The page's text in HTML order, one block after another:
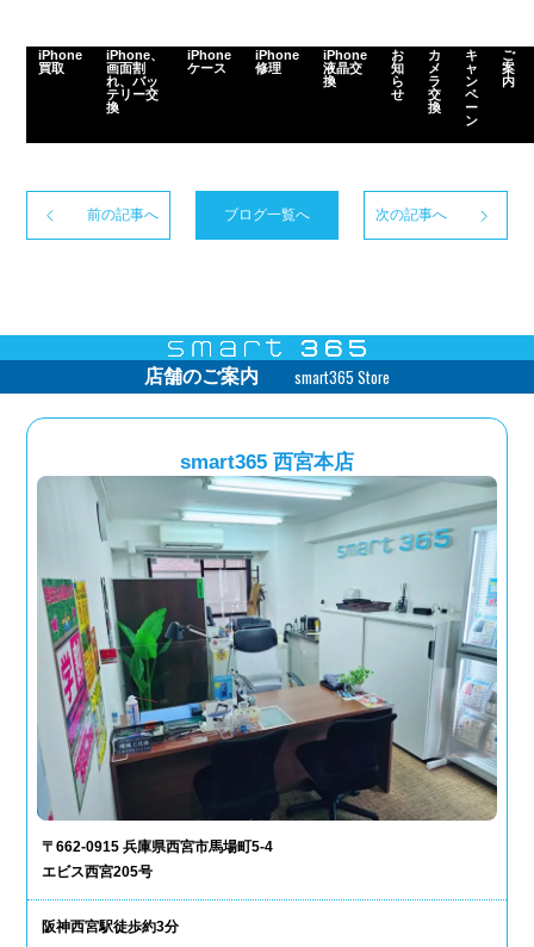
iPhone
買取
iPhone、
画面割
れ、バッ
テリー交
換
iPhone
ケース
iPhone
修理
iPhone
液晶交
換
お
知
ら
せ
カ
メ
ラ
交
換
キ
ャ
ン
ペ
ー
ン
ご
案
内
前の記事へ ブログ一覧へ 次の記事へ
店舗のご案内 smart365 Store
smart365 西宮本店
〒662-0915 兵庫県西宮市馬場町5-4
エビス西宮205号
阪神西宮駅徒歩約3分